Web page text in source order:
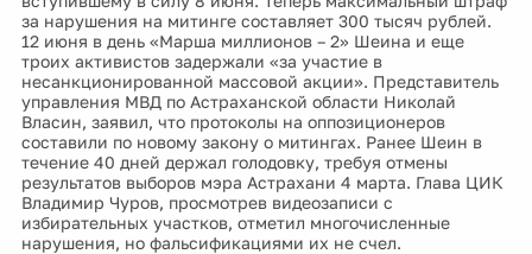
за нарушения на митинге составляет 300 тысяч рублей.
12 июня в день «Марша миллионов – 2» Шеина и еще
троих активистов задержали «за участие в
несанкционированной массовой акции». Представитель
управления МВД по Астраханской области Николай
Власин, заявил, что протоколы на оппозиционеров
составили по новому закону о митингах. Ранее Шеин в
течение 40 дней держал голодовку, требуя отмены
результатов выборов мэра Астрахани 4 марта. Глава ЦИК
Владимир Чуров, просмотрев видеозаписи с
избирательных участков, отметил многочисленные
нарушения, но фальсификациями их не счел.